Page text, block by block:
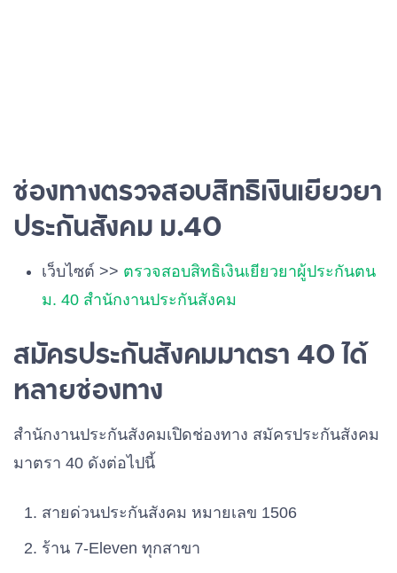
ช่องทางตรวจสอบสิทธิเงินเยียวยา
ประกันสังคม ม.40
เว็บไซต์ >> ตรวจสอบสิทธิเงินเยียวยาผู้ประกันตน
ม. 40 สำนักงานประกันสังคม
สมัครประกันสังคมมาตรา 40 ได้
หลายช่องทาง
สำนักงานประกันสังคมเปิดช่องทาง สมัครประกันสังคม
มาตรา 40 ดังต่อไปนี้
สายด่วนประกันสังคม หมายเลข 1506
ร้าน 7-Eleven ทุกสาขา